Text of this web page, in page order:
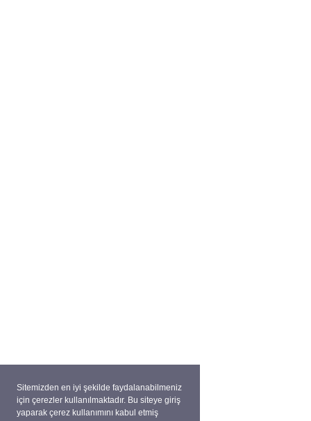
Sitemizden en iyi şekilde faydalanabilmeniz
için çerezler kullanılmaktadır. Bu siteye giriş
yaparak çerez kullanımını kabul etmiş